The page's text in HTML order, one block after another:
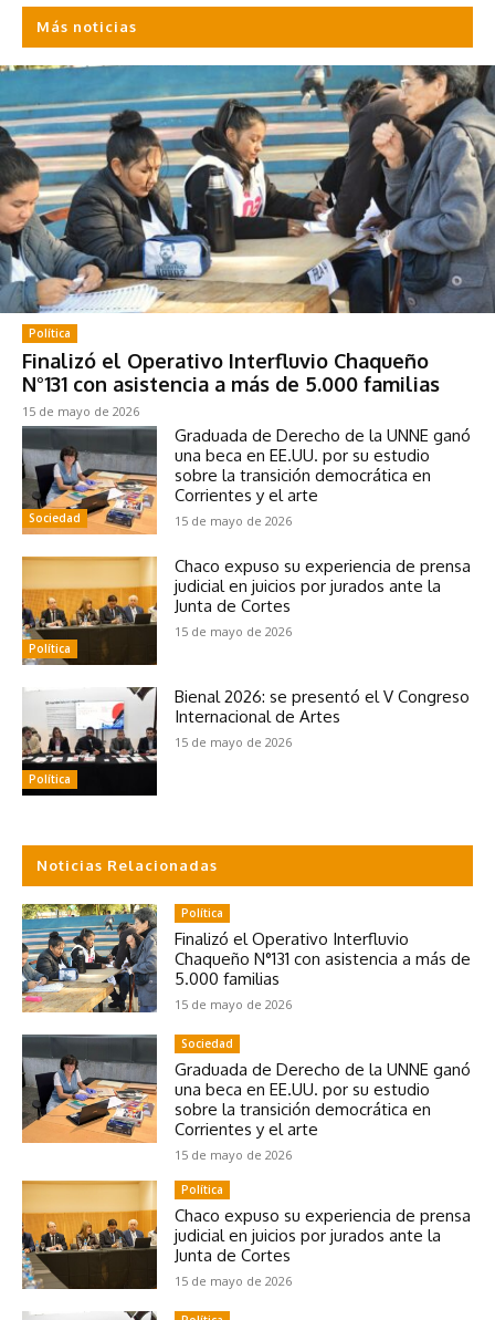
Más noticias
Política
Finalizó el Operativo Interfluvio Chaqueño
N°131 con asistencia a más de 5.000 familias
15 de mayo de 2026
Sociedad
Graduada de Derecho de la UNNE ganó
una beca en EE.UU. por su estudio
sobre la transición democrática en
Corrientes y el arte
15 de mayo de 2026
Política
Chaco expuso su experiencia de prensa
judicial en juicios por jurados ante la
Junta de Cortes
15 de mayo de 2026
Política
Bienal 2026: se presentó el V Congreso
Internacional de Artes
15 de mayo de 2026
Noticias Relacionadas
Política
Finalizó el Operativo Interfluvio
Chaqueño N°131 con asistencia a más de
5.000 familias
15 de mayo de 2026
Sociedad
Graduada de Derecho de la UNNE ganó
una beca en EE.UU. por su estudio
sobre la transición democrática en
Corrientes y el arte
15 de mayo de 2026
Política
Chaco expuso su experiencia de prensa
judicial en juicios por jurados ante la
Junta de Cortes
15 de mayo de 2026